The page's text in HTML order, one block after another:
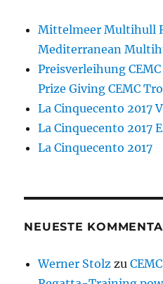
Mittelmeer Multihull
Mediterranean
Preisverleihung
Prize Giving CEMC
La Cinquecento 2017
La Cinquecento 2017
La Cinquecento 2017
NEUESTE
Werner Stolz zu